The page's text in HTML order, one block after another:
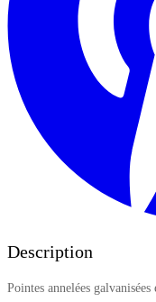
Description
Pointes annelées